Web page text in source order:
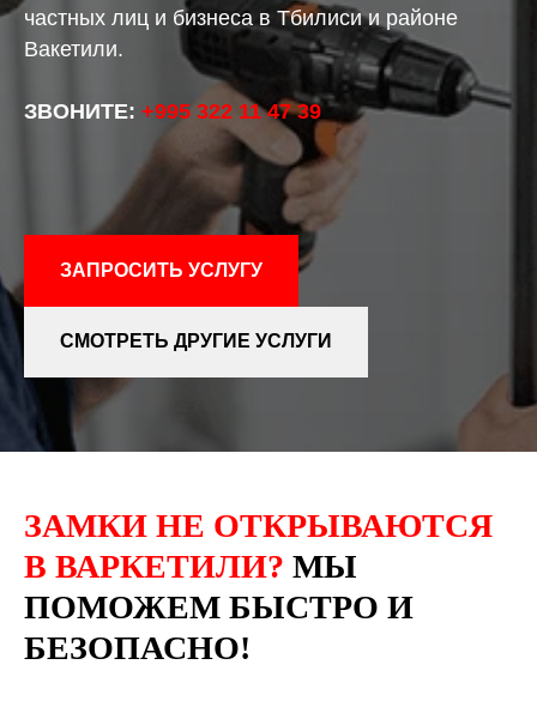
частных лиц и бизнеса в Тбилиси и районе
Вакетили.
ЗВОНИТЕ: +995 322 11 47 39
ЗАПРОСИТЬ УСЛУГУ
СМОТРЕТЬ ДРУГИЕ УСЛУГИ
ЗАМКИ НЕ ОТКРЫВАЮТСЯ
В ВАРКЕТИЛИ? МЫ
ПОМОЖЕМ БЫСТРО И
БЕЗОПАСНО!